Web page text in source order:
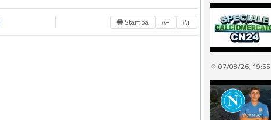
🖶 Stampa A− A+
07/08/26, 19:55